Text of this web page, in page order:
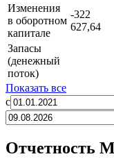
Изменения
в оборотном
капитале
-322
627,64
Запасы
(денежный
поток)
Показать все
с
Отчетность